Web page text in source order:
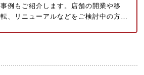
事例もご紹介します。店舗の開業や移
転、リニューアルなどをご検討中の方…